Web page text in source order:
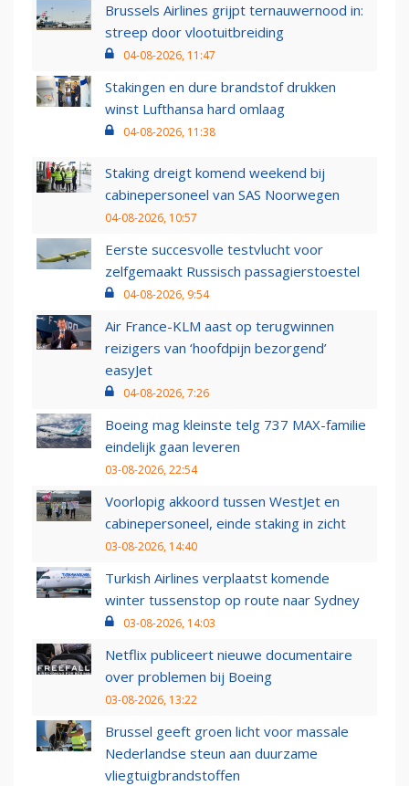
Brussels Airlines grijpt ternauwernood in:
streep door vlootuitbreiding
04-08-2026, 11:47
Stakingen en dure brandstof drukken
winst Lufthansa hard omlaag
04-08-2026, 11:38
Staking dreigt komend weekend bij
cabinepersoneel van SAS Noorwegen
04-08-2026, 10:57
Eerste succesvolle testvlucht voor
zelfgemaakt Russisch passagierstoestel
04-08-2026, 9:54
Air France-KLM aast op terugwinnen
reizigers van ‘hoofdpijn bezorgend’
easyJet
04-08-2026, 7:26
Boeing mag kleinste telg 737 MAX-familie
eindelijk gaan leveren
03-08-2026, 22:54
Voorlopig akkoord tussen WestJet en
cabinepersoneel, einde staking in zicht
03-08-2026, 14:40
Turkish Airlines verplaatst komende
winter tussenstop op route naar Sydney
03-08-2026, 14:03
Netflix publiceert nieuwe documentaire
over problemen bij Boeing
03-08-2026, 13:22
Brussel geeft groen licht voor massale
Nederlandse steun aan duurzame
vliegtuigbrandstoffen